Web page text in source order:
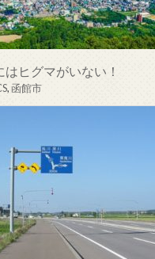
ヒグマがいない！
,函館市